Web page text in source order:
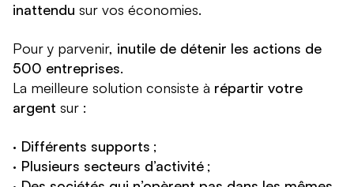
inattendu sur vos économies.
Pour y parvenir, inutile de détenir les actions de
500 entreprises.
La meilleure solution consiste à répartir votre
argent sur :
· Différents supports ;
· Plusieurs secteurs d’activité ;